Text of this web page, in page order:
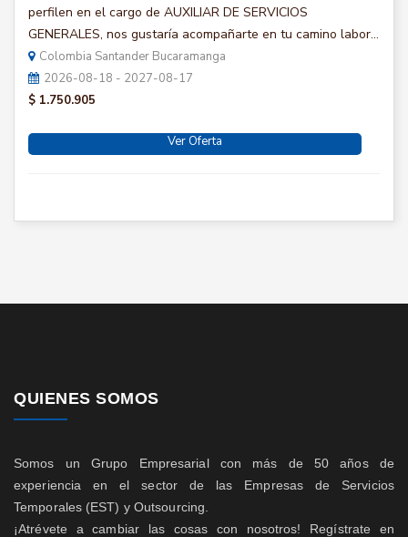
perfilen en el cargo de AUXILIAR DE SERVICIOS
GENERALES, nos gustaría acompañarte en tu camino labor...
Colombia Santander Bucaramanga
2026-08-18 - 2027-08-17
$ 1.750.905
Ver Oferta
QUIENES SOMOS
Somos un Grupo Empresarial con más de 50 años de
experiencia en el sector de las Empresas de Servicios
Temporales (EST) y Outsourcing.
¡Atrévete a cambiar las cosas con nosotros! Regístrate en